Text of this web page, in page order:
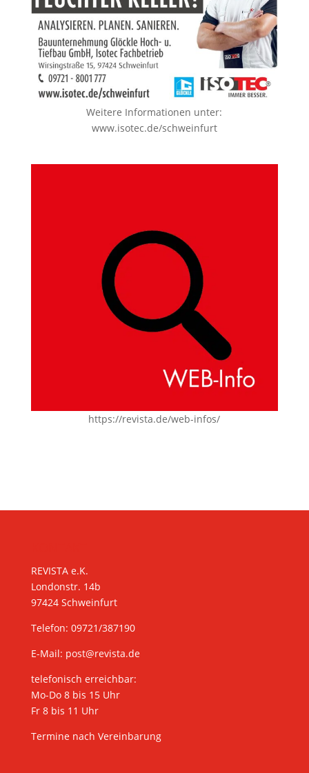
Weitere Informationen unter:
www.isotec.de/schweinfurt
https://revista.de/web-infos/
REVISTA e.K.
Londonstr. 14b
97424 Schweinfurt
Telefon: 09721/387190
E-Mail: post@revista.de
telefonisch erreichbar:
Mo-Do 8 bis 15 Uhr
Fr 8 bis 11 Uhr
Termine nach Vereinbarung